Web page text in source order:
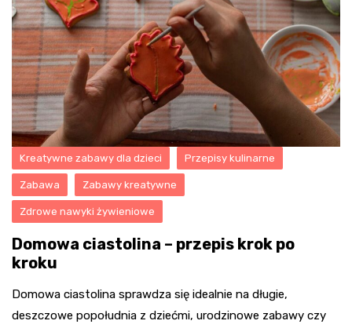
Kreatywne zabawy dla dzieci Przepisy kulinarne
Zabawa Zabawy kreatywne
Zdrowe nawyki żywieniowe
Domowa ciastolina – przepis krok po
kroku
Domowa ciastolina sprawdza się idealnie na długie,
deszczowe popołudnia z dziećmi, urodzinowe zabawy czy